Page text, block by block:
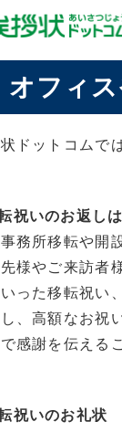
オフィ
ドットコムで
祝いのお返し
務所移転や開
様やご来訪者
った移転祝い
し、高額なお祝
感謝を伝える
祝いのお礼状